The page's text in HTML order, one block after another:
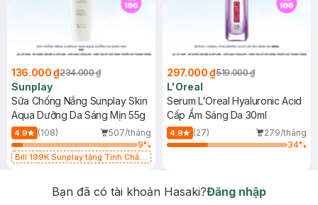
136.000 ₫234.000 ₫
Sunplay
Sữa Chống Nắng Sunplay Skin
Aqua Dưỡng Da Sáng Mịn 55g
4.9 (108)
507/tháng
9%
Bill 199K Sunplay tặng Tinh Chất
297.000 ₫519.000 ₫
L'Oreal
Serum L'Oreal Hyaluronic Acid
Cấp Ẩm Sáng Da 30ml
4.9 (27)
279/tháng
34%
Bạn đã có tài khoản Hasaki?Đăng nhập